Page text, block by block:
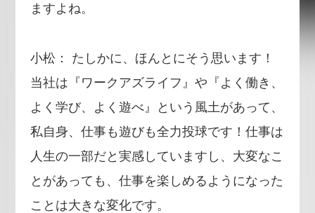
ますよね。
小松： たしかに、ほんとにそう思います！
当社は『ワークアズライフ』や『よく働き、
よく学び、よく遊べ』という風土があって、
私自身、仕事も遊びも全力投球です！仕事は
人生の一部だと実感していますし、大変なこ
とがあっても、仕事を楽しめるようになった
ことは大きな変化です。